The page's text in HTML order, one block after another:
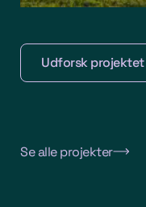
Se alle projekter
Udforsk projektet